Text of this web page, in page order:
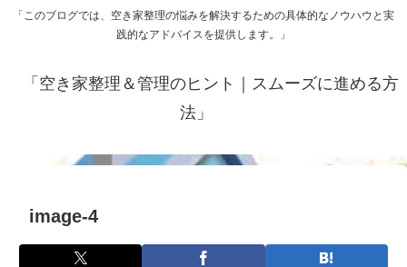
「このブログでは、空き家整理の悩みを解決するための具体的なノウハウと実
践的なアドバイスを提供します。」
「空き家整理＆管理のヒント｜スムーズに進める方
法」
image-4